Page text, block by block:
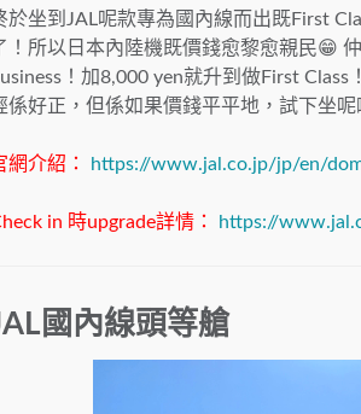
於坐到 JAL呢款專為國內線而出既First
！所以日本內陸機既價錢愈黎愈親民😁
！加8,000 yen就升到做First Class
係好正，但係如果價錢平平地，試下坐呢
網介紹： https://www.jal.co.jp/jp/en/
in 時upgrade詳情： https://
國內線頭等艙